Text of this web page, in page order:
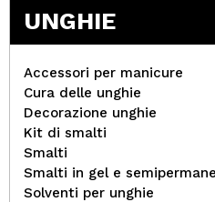
UNGHIE
Accessori per manicure
Cura delle unghie
Decorazione unghie
Kit di smalti
Smalti
Smalti in gel e
Solventi per unghie